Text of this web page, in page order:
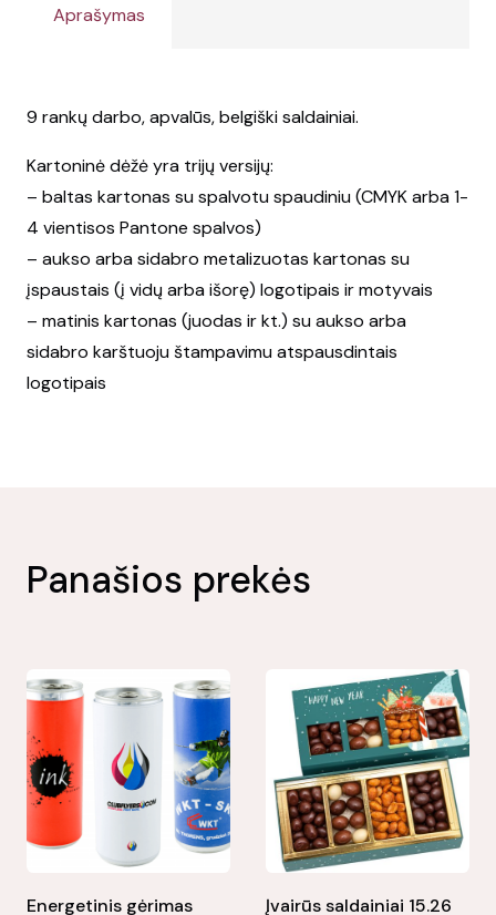
Aprašymas
9 rankų darbo, apvalūs, belgiški saldainiai.
Kartoninė dėžė yra trijų versijų:
– baltas kartonas su spalvotu spaudiniu (CMYK arba 1-
4 vientisos Pantone spalvos)
– aukso arba sidabro metalizuotas kartonas su
įspaustais (į vidų arba išorę) logotipais ir motyvais
– matinis kartonas (juodas ir kt.) su aukso arba
sidabro karštuoju štampavimu atspausdintais
logotipais
Panašios prekės
Energetinis gėrimas
Įvairūs saldainiai 15.26